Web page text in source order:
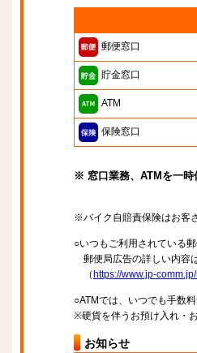
郵便窓口
貯金窓口
ATM
保険窓口
※ 窓口業務、ATMを一時
※バイク自賠責保険はお客
○いつもご利用されている
郵便局広告の詳しい内容
（ https://www.jp-
○ATMでは、いつでも手数
※硬貨を伴うお預け入れ・
お知らせ